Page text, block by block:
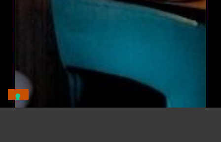
Elemento aggiunto al carrello.
0 items -